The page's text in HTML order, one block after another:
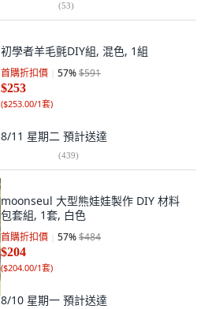
(53)
初學者羊毛氈DIY組, 混色, 1組
首購折扣價 57%$591
$253
($253.00/1套)
8/11 星期二 預計送達
(439)
moonseul 大型熊娃娃製作 DIY 材料
包套組, 1套, 白色
首購折扣價 57%$484
$204
($204.00/1套)
8/10 星期一 預計送達